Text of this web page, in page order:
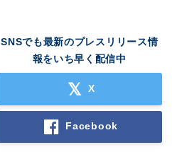
SNSでも最新のプレスリリース情
報をいち早く配信中
X
Facebook